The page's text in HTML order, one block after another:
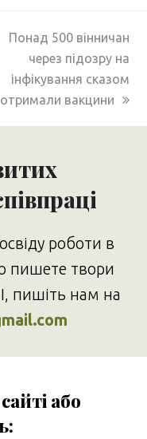
next
post:
Понад 500 вінничан
через підозру на
інфікування сказом
отримали вакцини
роботи в
пишете твори
пишіть нам на
або